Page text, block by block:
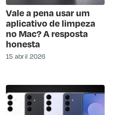
Vale a pena usar um
aplicativo de limpeza
no Mac? A resposta
honesta
15 abril 2026